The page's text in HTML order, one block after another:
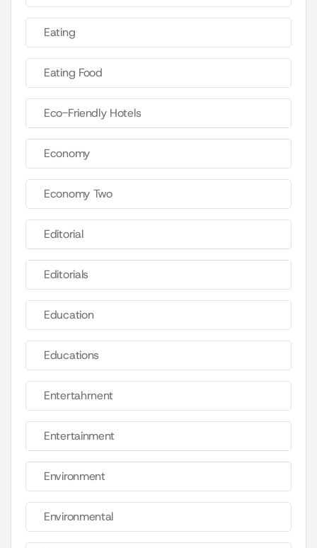
Eating
Eating Food
Eco-Friendly Hotels
Economy
Economy Two
Editorial
Editorials
Education
Educations
Entertahrnent
Entertainment
Environment
Environmental